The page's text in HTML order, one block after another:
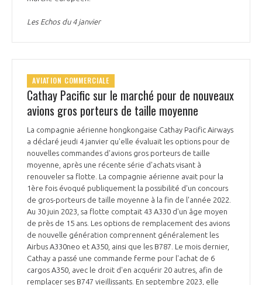
Les Echos du 4 janvier
AVIATION COMMERCIALE
Cathay Pacific sur le marché pour de nouveaux
avions gros porteurs de taille moyenne
La compagnie aérienne hongkongaise Cathay Pacific Airways
a déclaré jeudi 4 janvier qu'elle évaluait les options pour de
nouvelles commandes d'avions gros porteurs de taille
moyenne, après une récente série d'achats visant à
renouveler sa flotte. La compagnie aérienne avait pour la
1ère fois évoqué publiquement la possibilité d'un concours
de gros-porteurs de taille moyenne à la fin de l'année 2022.
Au 30 juin 2023, sa flotte comptait 43 A330 d'un âge moyen
de près de 15 ans. Les options de remplacement des avions
de nouvelle génération comprennent généralement les
Airbus A330neo et A350, ainsi que les B787. Le mois dernier,
Cathay a passé une commande ferme pour l'achat de 6
cargos A350, avec le droit d'en acquérir 20 autres, afin de
remplacer ses B747 vieillissants. En septembre 2023, elle